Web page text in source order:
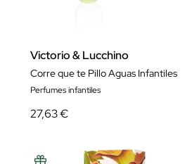
Victorio & Lucchino
Corre que te Pillo Aguas Infantiles
Perfumes infantiles
27,63 €